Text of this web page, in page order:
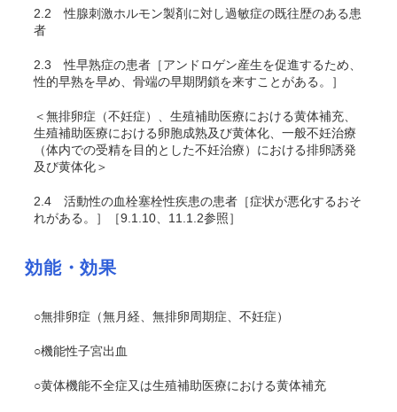
2.2 性腺刺激ホルモン製剤に対し過敏症の既往歴のある患
者
2.3 性早熟症の患者［アンドロゲン産生を促進するため、
性的早熟を早め、骨端の早期閉鎖を来すことがある。］
＜無排卵症（不妊症）、生殖補助医療における黄体補充、
生殖補助医療における卵胞成熟及び黄体化、一般不妊治療
（体内での受精を目的とした不妊治療）における排卵誘発
及び黄体化＞
2.4 活動性の血栓塞栓性疾患の患者［症状が悪化するおそ
れがある。］［9.1.10、11.1.2参照］
効能・効果
○無排卵症（無月経、無排卵周期症、不妊症）
○機能性子宮出血
○黄体機能不全症又は生殖補助医療における黄体補充